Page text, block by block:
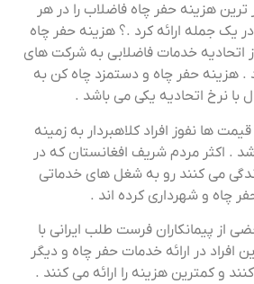
هزینه حفر چاه فاضلاب را در هر
یک جمله ارائه کرد .؟ هزینه حفر چاه
اتحادیه خدمات فاضلابی به شرکت های
. هزینه حفر چاه و دستمزد چاه کن به
نرخ اتحادیه یکی می باشد .
ها نفوز افراد کلاهبردار به زمینه
. اکثر مردم شریف افغانستان که در
می کنند رو به شغل های خدماتی
چاه و شهرداری کرده اند .
از پیمانکاران فرست طلب ایرانی با
افراد در ارائه خدمات حفر چاه و دیگر
و کمترین هزینه را ارائه می کنند .